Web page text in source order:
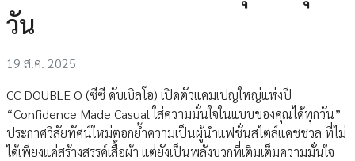
วัน
19 ส.ค. 2025
CC DOUBLE O (ซีซี ดับเบิลโอ) เปิดตัวแคมเปญใหญ่แห่งปี
“Confidence Made Casual ใส่ความมั่นใจในแบบของคุณได้ทุกวัน”
ประกาศวิสัยทัศน์ใหม่ตอกย้ำความเป็นผู้นำแฟชั่นสไตล์แคชชวล ที่ไม่
ได้เพียงแค่สร้างสรรค์เสื้อผ้า แต่ยังเป็นพลังบวกที่เติมเต็มความมั่นใจ